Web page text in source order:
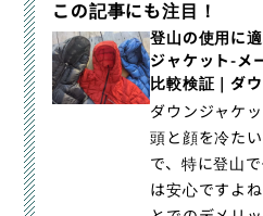
この記事にも注目！
登山の使用に
ジャケット-メ
比較検証｜ダ
｜登山ウェア
ラン・山スキ
ダウンジャケ
頭と顔を冷た
で、特に登山
は安心ですよ